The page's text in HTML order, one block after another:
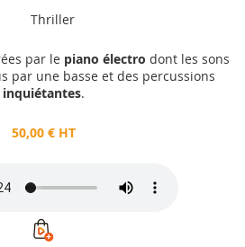
Thriller
par le piano électro dont les sons
par une basse et des percussions
inquiétantes.
50,00 € HT